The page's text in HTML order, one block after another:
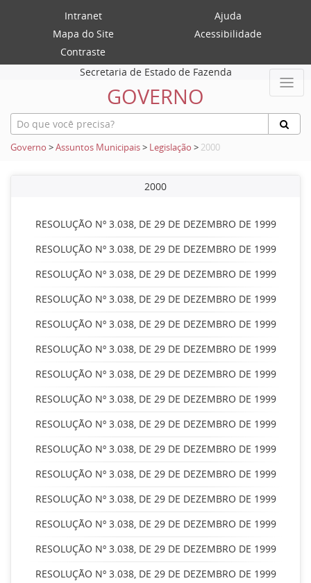
Intranet
Ajuda
Mapa do Site
Acessibilidade
Contraste
Secretaria de Estado de Fazenda
GOVERNO
Governo >Assuntos Municipais> Legislação > 2000
2000
RESOLUÇÃO Nº 3.038, DE 29 DE DEZEMBRO DE 1999
RESOLUÇÃO Nº 3.038, DE 29 DE DEZEMBRO DE 1999
RESOLUÇÃO Nº 3.038, DE 29 DE DEZEMBRO DE 1999
RESOLUÇÃO Nº 3.038, DE 29 DE DEZEMBRO DE 1999
RESOLUÇÃO Nº 3.038, DE 29 DE DEZEMBRO DE 1999
RESOLUÇÃO Nº 3.038, DE 29 DE DEZEMBRO DE 1999
RESOLUÇÃO Nº 3.038, DE 29 DE DEZEMBRO DE 1999
RESOLUÇÃO Nº 3.038, DE 29 DE DEZEMBRO DE 1999
RESOLUÇÃO Nº 3.038, DE 29 DE DEZEMBRO DE 1999
RESOLUÇÃO Nº 3.038, DE 29 DE DEZEMBRO DE 1999
RESOLUÇÃO Nº 3.038, DE 29 DE DEZEMBRO DE 1999
RESOLUÇÃO Nº 3.038, DE 29 DE DEZEMBRO DE 1999
RESOLUÇÃO Nº 3.038, DE 29 DE DEZEMBRO DE 1999
RESOLUÇÃO Nº 3.038, DE 29 DE DEZEMBRO DE 1999
RESOLUÇÃO Nº 3.038, DE 29 DE DEZEMBRO DE 1999